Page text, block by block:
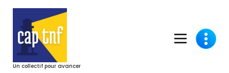
contenu
Un collectif pour avancer